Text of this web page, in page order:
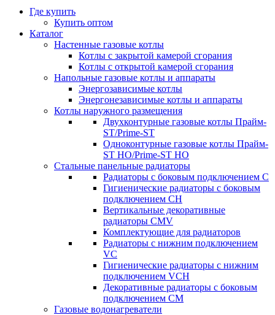
Где купить
Купить оптом
Каталог
Настенные газовые котлы
Котлы с закрытой камерой сгорания
Котлы с открытой камерой сгорания
Напольные газовые котлы и аппараты
Энергозависимые котлы
Энергонезависимые котлы и аппараты
Котлы наружного размещения
Двухконтурные газовые котлы Прайм-
ST/Prime-ST
Одноконтурные газовые котлы Прайм-
ST HO/Prime-ST HO
Стальные панельные радиаторы
Радиаторы c боковым подключением C
Гигиенические радиаторы c боковым
подключением CH
Вертикальные декоративные
радиаторы CMV
Комплектующие для радиаторов
Радиаторы c нижним подключением
VC
Гигиенические радиаторы c нижним
подключением VCH
Декоративные радиаторы с боковым
подключением CM
Газовые водонагреватели